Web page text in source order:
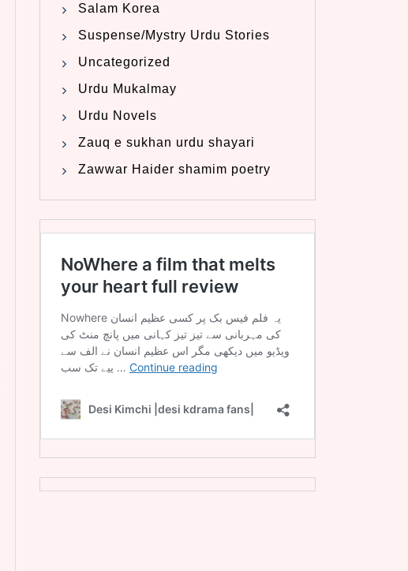
Salam Korea
Suspense/Mystry Urdu Stories
Uncategorized
Urdu Mukalmay
Urdu Novels
Zauq e sukhan urdu shayari
Zawwar Haider shamim poetry